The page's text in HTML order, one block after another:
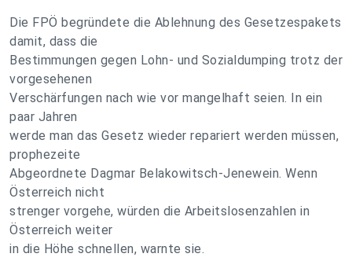
Die FPÖ begründete die Ablehnung des Gesetzespakets
damit, dass die
Bestimmungen gegen Lohn- und Sozialdumping trotz der
vorgesehenen
Verschärfungen nach wie vor mangelhaft seien. In ein
paar Jahren
werde man das Gesetz wieder repariert werden müssen,
prophezeite
Abgeordnete Dagmar Belakowitsch-Jenewein. Wenn
Österreich nicht
strenger vorgehe, würden die Arbeitslosenzahlen in
Österreich weiter
in die Höhe schnellen, warnte sie.